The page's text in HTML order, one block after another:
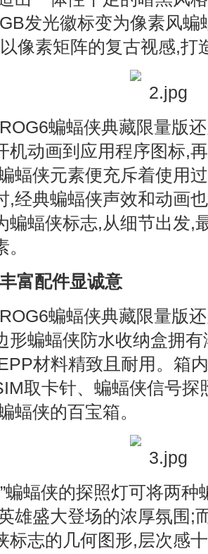
发光徽标变为像素风蝙
像素矩阵的复古视感,打
蝙蝠侠典藏限量版
机动画到应用程序图标,
蝠侠元素便充斥着使用
,经典蝙蝠侠声效和动画
蝙蝠侠标志,从细节出发,
富配件显诚意
蝙蝠侠典藏限量版
形蝙蝠侠防水收纳盒拥
材料精致且耐用。箱
取卡针、蝙蝠侠信号探
蝠侠的百宝箱。
蝙蝠侠的探照灯可将两
雄盛大登场的浓厚氛围;
标志的几何图形,层次感